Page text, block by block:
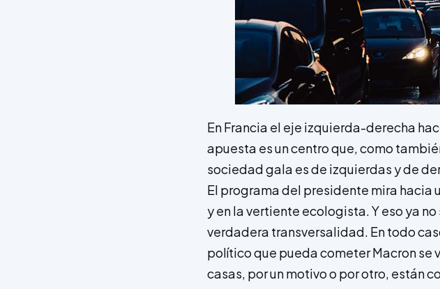
En Francia el eje izquierda-derecha
apuesta es un centro que, como
sociedad gala es de izquierdas y de
El programa del presidente mira hacia
y en la vertiente ecologista. Y eso ya
verdadera transversalidad. En todo
político que pueda cometer Macron se
casas, por un motivo o por otro, están